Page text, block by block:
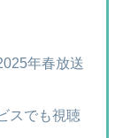
年春放送
スでも視聴